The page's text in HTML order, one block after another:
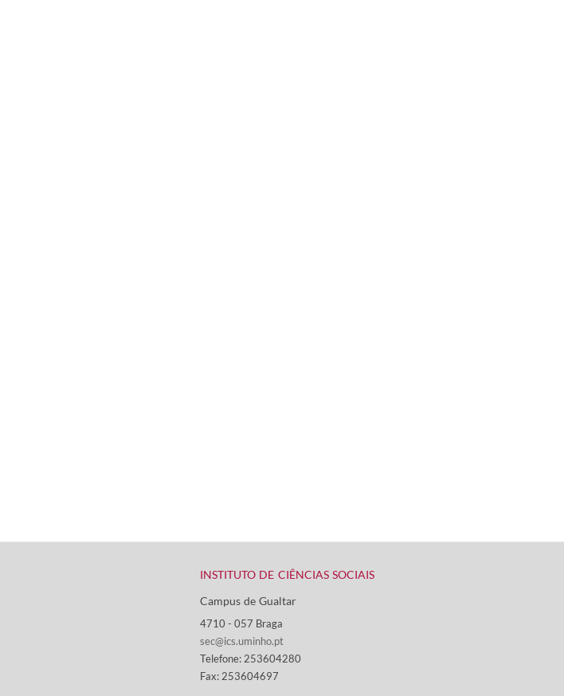
INSTITUTO DE CIÊNCIAS SOCIAIS
Campus de Gualtar ​
4710 - ​057 Braga
sec@ics.uminho.pt
Telefone: 253604280
Fax: 253604697